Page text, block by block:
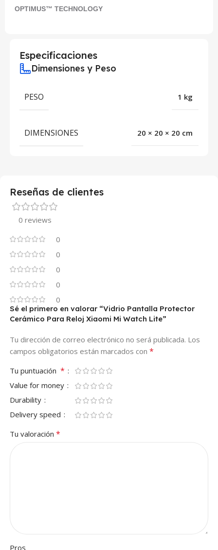
OPTIMUS™ TECHNOLOGY
Especificaciones
Dimensiones y Peso
PESO 1 kg
DIMENSIONES 20 × 20 × 20 cm
Reseñas de clientes
0 reviews
0
0
0
0
0
Sé el primero en valorar “Vidrio Pantalla Protector
Cerámico Para Reloj Xiaomi Mi Watch Lite”
Tu dirección de correo electrónico no será publicada. Los
campos obligatorios están marcados con *
Tu puntuación *
Value for money
Durability
Delivery speed
Tu valoración *
Pros